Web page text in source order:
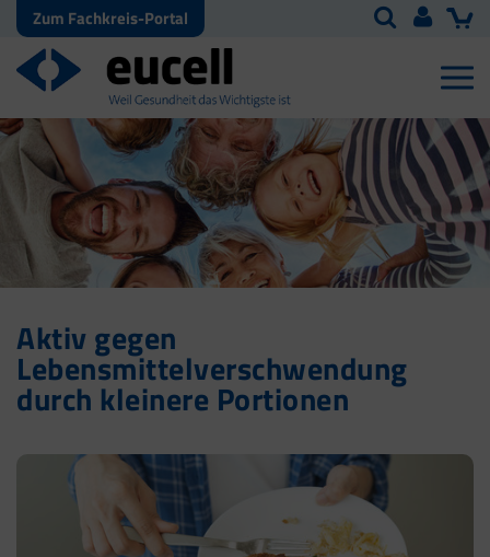
Zum Fachkreis-Portal
Aktiv gegen
Lebensmittelverschwendung
durch kleinere Portionen